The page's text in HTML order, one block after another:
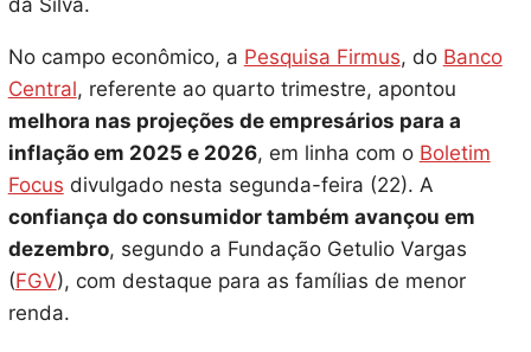
da Silva.
No campo econômico, a Pesquisa Firmus, do Banco
Central, referente ao quarto trimestre, apontou
melhora nas projeções de empresários para a
inflação em 2025 e 2026, em linha com o Boletim
Focus divulgado nesta segunda-feira (22). A
confiança do consumidor também avançou em
dezembro, segundo a Fundação Getulio Vargas
(FGV), com destaque para as famílias de menor
renda.